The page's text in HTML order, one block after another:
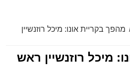
מהפך בקריית אונו: מיכל רוזנשיין
מיכל רוזנשיין ראש